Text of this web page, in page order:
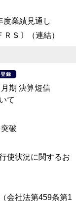
度業績見通し
Ｓ〕（連結）
録
期 決算短信
て
破
使状況に関するお
会社法第459条第1